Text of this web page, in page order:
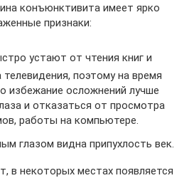
конъюнктивита имеет ярко
признаки:
устают от чтения книг и
поэтому на время
избежание осложнений лучше
и отказаться от просмотра
работы на компьютере.
глазом видна припухлость век.
в некоторых местах появляется